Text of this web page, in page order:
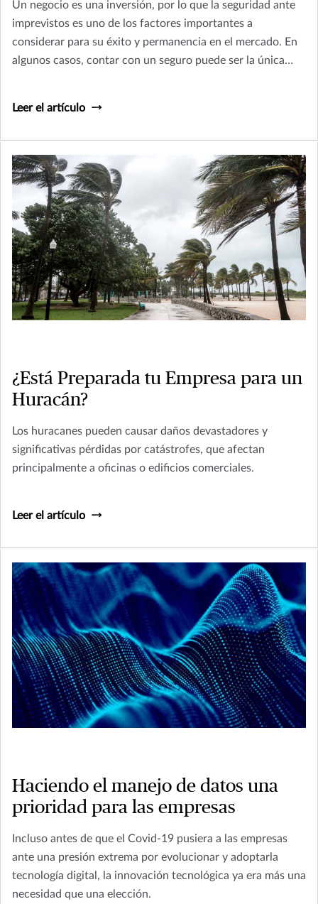
Un negocio es una inversión, por lo que la seguridad ante
imprevistos es uno de los factores importantes a
considerar para su éxito y permanencia en el mercado. En
algunos casos, contar con un seguro puede ser la única
Leer el artículo
¿Está Preparada tu Empresa para un
Huracán?
Los huracanes pueden causar daños devastadores y
significativas pérdidas por catástrofes, que afectan
principalmente a oficinas o edificios comerciales.
Leer el artículo
Haciendo el manejo de datos una
prioridad para las empresas
Incluso antes de que el Covid-19 pusiera a las empresas
ante una presión extrema por evolucionar y adoptarla
tecnología digital, la innovación tecnológica ya era más una
necesidad que una elección.